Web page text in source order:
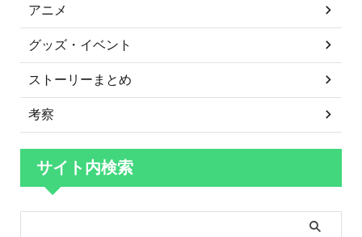
アニメ
グッズ・イベント
ストーリーまとめ
考察
サイト内検索